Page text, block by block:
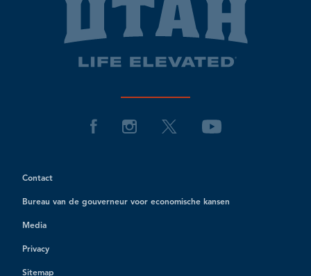
Contact
Bureau van de gouverneur voor economische kansen
Media
Privacy
Sitemap